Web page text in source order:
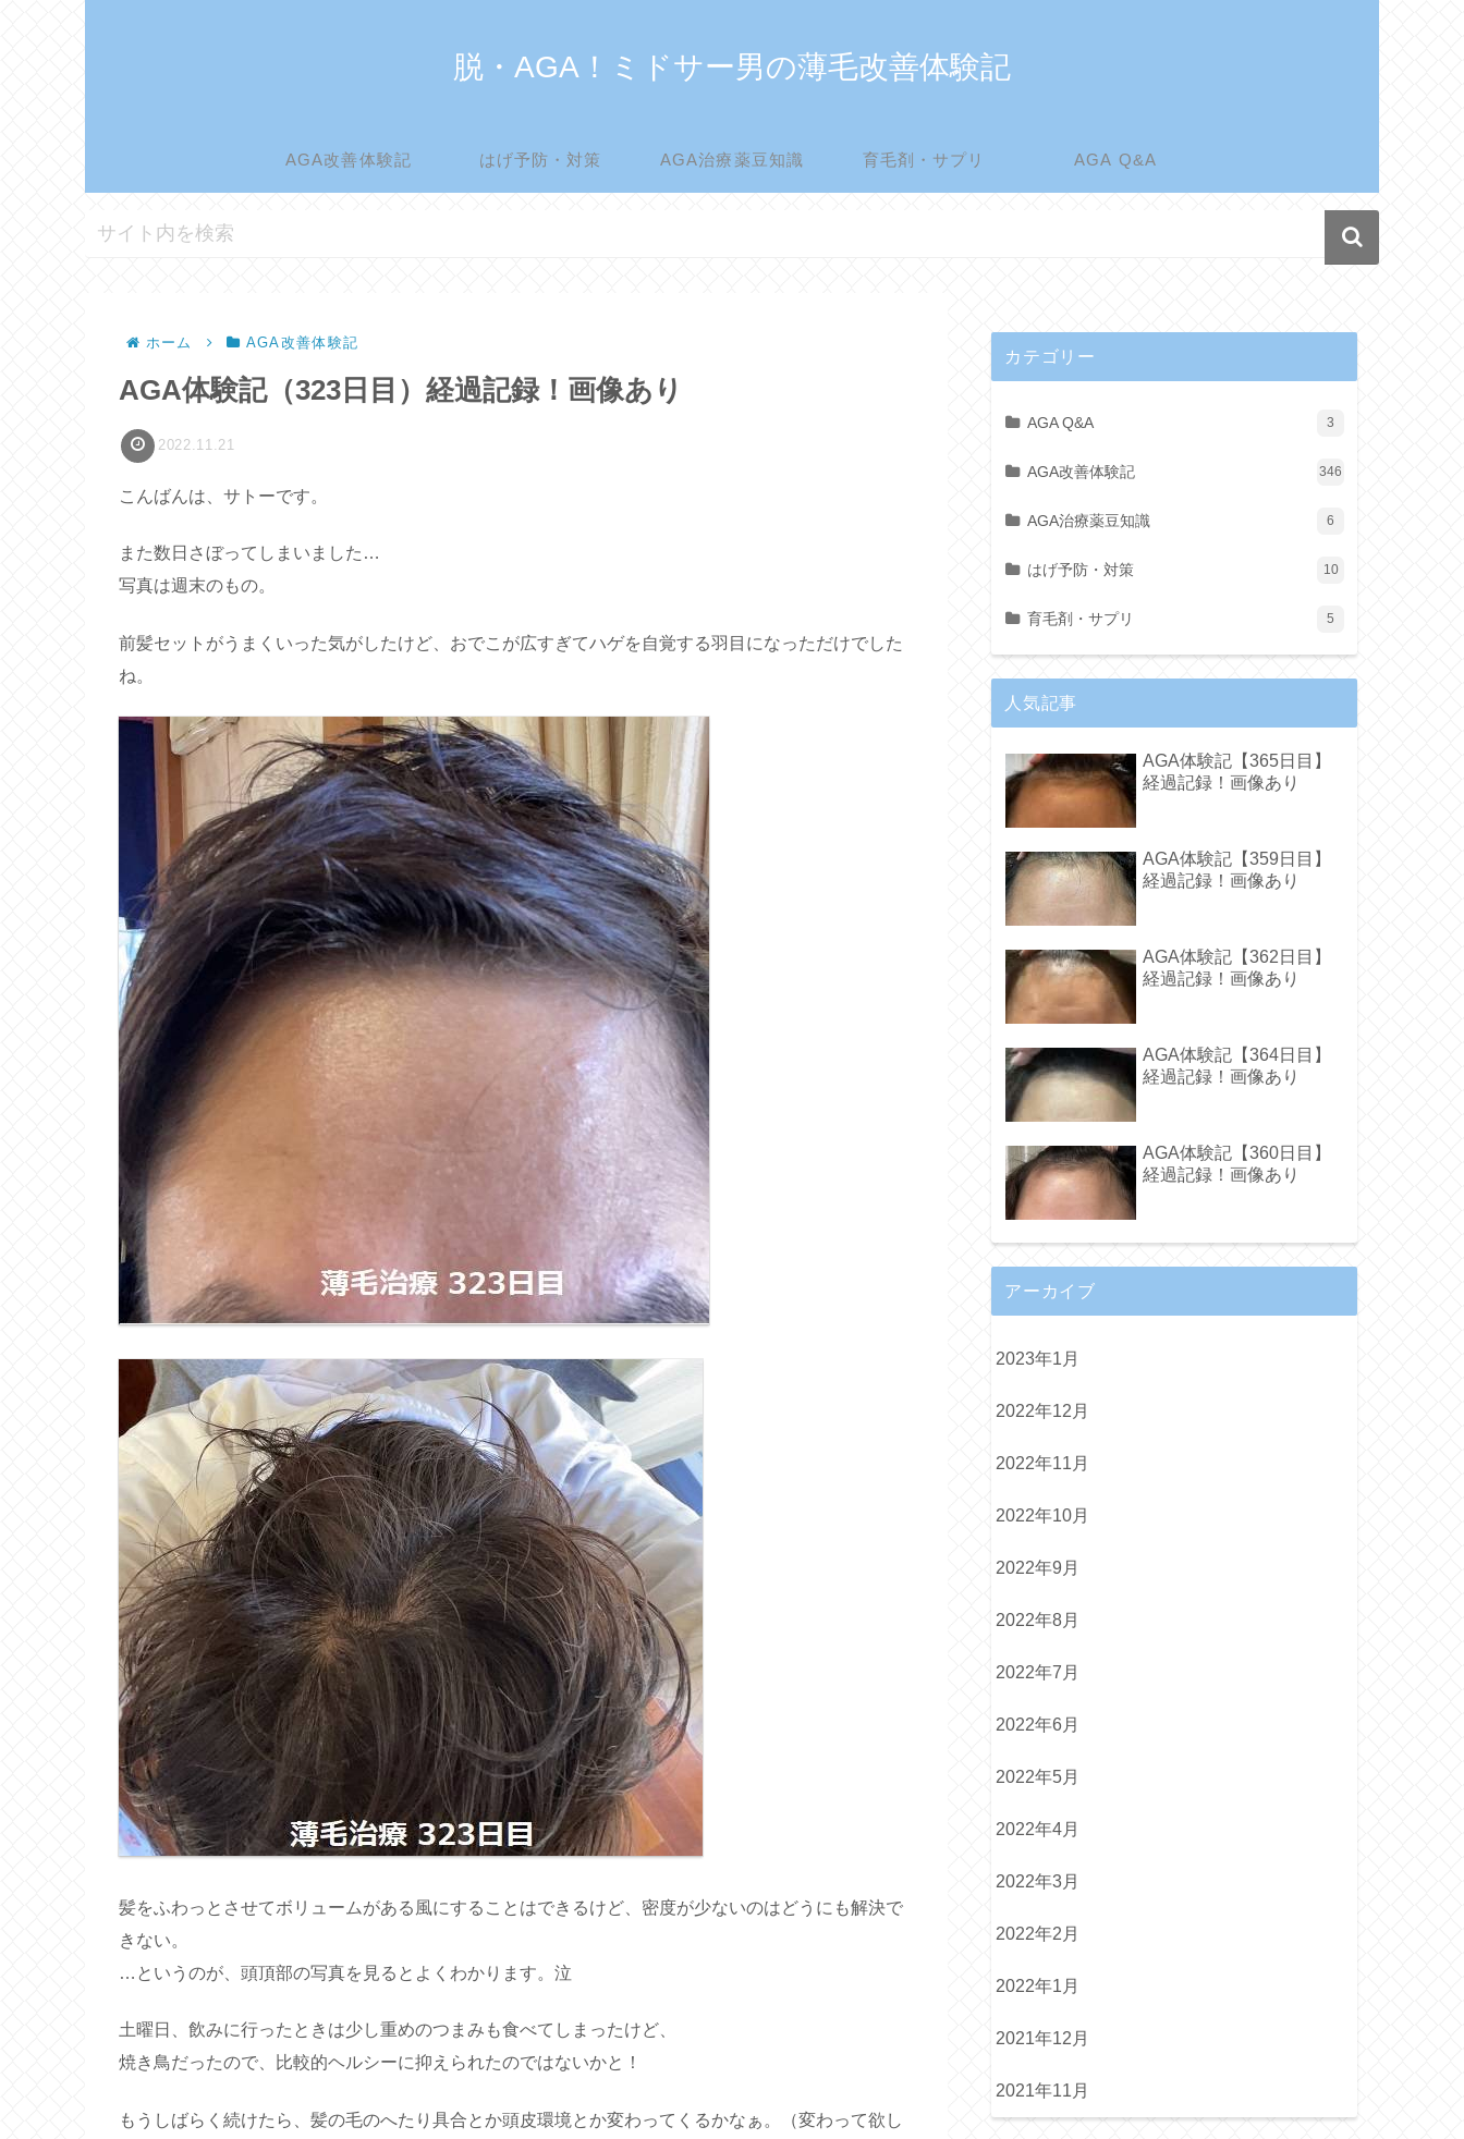
脱・AGA！ミドサー男の薄毛改善体験記
AGA改善体験記 はげ予防・対策 AGA治療薬豆知識 育毛剤・サプリ AGA Q&A
ホーム AGA改善体験記
AGA体験記（323日目）経過記録！画像あり
2022.11.21
こんばんは、サトーです。
また数日さぼってしまいました…
写真は週末のもの。
前髪セットがうまくいった気がしたけど、おでこが広すぎてハゲを自覚する羽目になっただけでした
ね。
髪をふわっとさせてボリュームがある風にすることはできるけど、密度が少ないのはどうにも解決で
きない。
…というのが、頭頂部の写真を見るとよくわかります。泣
土曜日、飲みに行ったときは少し重めのつまみも食べてしまったけど、
焼き鳥だったので、比較的ヘルシーに抑えられたのではないかと！
もうしばらく続けたら、髪の毛のへたり具合とか頭皮環境とか変わってくるかなぁ。（変わって欲し
カテゴリー
AGA Q&A 3
AGA改善体験記 346
AGA治療薬豆知識 6
はげ予防・対策 10
育毛剤・サプリ 5
人気記事
AGA体験記【365日目】
経過記録！画像あり
AGA体験記【359日目】
経過記録！画像あり
AGA体験記【362日目】
経過記録！画像あり
AGA体験記【364日目】
経過記録！画像あり
AGA体験記【360日目】
経過記録！画像あり
アーカイブ
2023年1月
2022年12月
2022年11月
2022年10月
2022年9月
2022年8月
2022年7月
2022年6月
2022年5月
2022年4月
2022年3月
2022年2月
2022年1月
2021年12月
2021年11月